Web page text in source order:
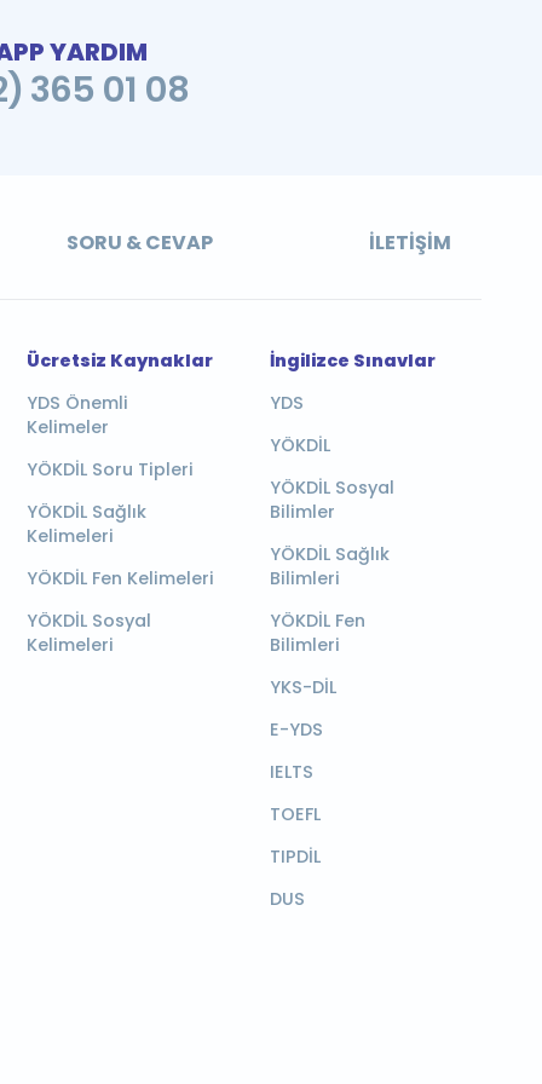
YARDIM
365 01 08
SORU & CEVAP İLETIŞIM
Ücretsiz Kaynaklar
YDS Önemli
Kelimeler
YÖKDİL Soru Tipleri
YÖKDİL Sağlık
Kelimeleri
YÖKDİL Fen Kelimeleri
YÖKDİL Sosyal
Kelimeleri
İngilizce Sınavlar
YDS
YÖKDİL
YÖKDİL Sosyal
Bilimler
YÖKDİL Sağlık
Bilimleri
YÖKDİL Fen
Bilimleri
YKS-DİL
E-YDS
IELTS
TOEFL
TIPDİL
DUS